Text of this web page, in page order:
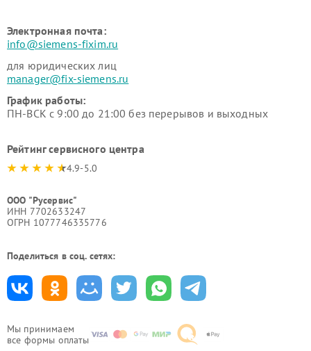
Мы принимаем
все формы оплаты
Электронная почта:
info@siemens-fixim.ru
для юридических лиц
manager@fix-siemens.ru
График работы:
ПН-ВСК с 9:00 до 21:00 без перерывов и выходных
Рейтинг сервисного центра
4.9-5.0
ООО "Русервис"
ИНН 7702633247
ОГРН 1077746335776
Поделиться в соц. сетях: